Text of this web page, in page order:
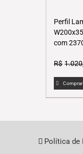
Perfil
com
R$
Comprar
Política de